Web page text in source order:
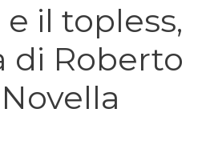
il topless,
di Roberto